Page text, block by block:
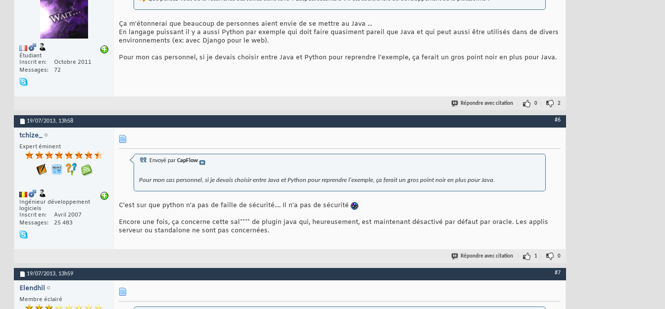
Étudiant
Inscrit en
Octobre 2011
Messages
72
Ça m'étonnerai que beaucoup de personnes aient envie de se mettre au Java ...
En langage puissant il y a aussi Python par exemple qui doit faire quasiment pareil que Java et qui peut aussi être utilisés dans de divers
environnements (ex: avec Django pour le web).
Pour mon cas personnel, si je devais choisir entre Java et Python pour reprendre l'exemple, ça ferait un gros point noir en plus pour Java.
Répondre avec citation 0 2
19/07/2013, 13h58 #6
tchize_
Expert éminent
Ingénieur développement
logiciels
Inscrit en
Avril 2007
Messages
25 483
Envoyé par CapFlow
Pour mon cas personnel, si je devais choisir entre Java et Python pour reprendre l'exemple, ça ferait un gros point noir en plus pour Java.
C'est sur que python n'a pas de faille de sécurité.... Il n'a pas de sécurité
Encore une fois, ça concerne cette sal**** de plugin java qui, heureusement, est maintenant désactivé par défaut par oracle. Les applis
serveur ou standalone ne sont pas concernées.
Répondre avec citation 1 0
19/07/2013, 13h59 #7
Elendhil
Membre éclairé